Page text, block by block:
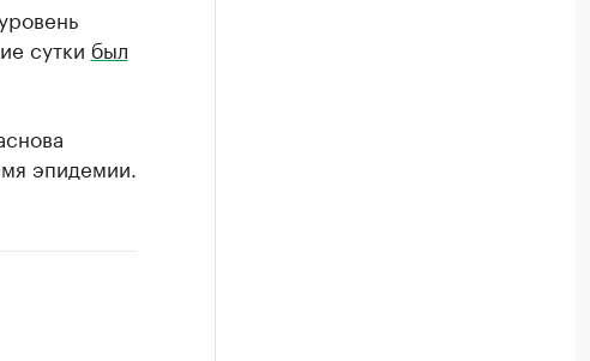
сутки был
эпидемии.